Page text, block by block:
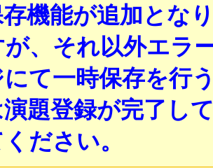
機能が追加とな
が、それ以外エラ
て一時保存を行
題登録が完了し
ださい。